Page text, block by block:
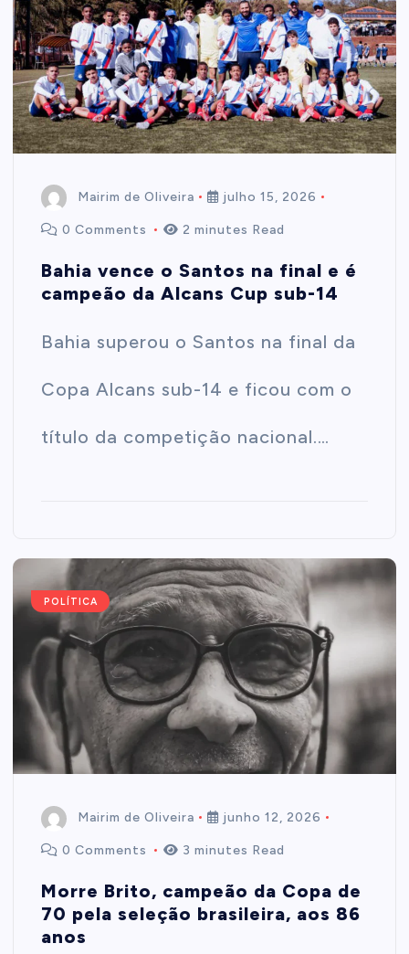
Mairim de Oliveira julho 15, 2026
0 Comments 2 minutes Read
Bahia vence o Santos na final e é
campeão da Alcans Cup sub-14
Bahia superou o Santos na final da
Copa Alcans sub-14 e ficou com o
título da competição nacional.…
POLÍTICA
Mairim de Oliveira junho 12, 2026
0 Comments 3 minutes Read
Morre Brito, campeão da Copa de
70 pela seleção brasileira, aos 86
anos